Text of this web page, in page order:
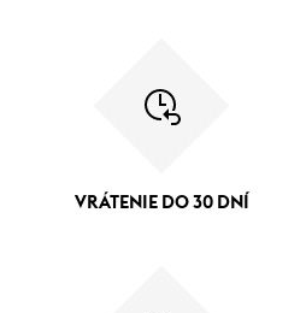
VRÁTENIE DO 30 DNÍ